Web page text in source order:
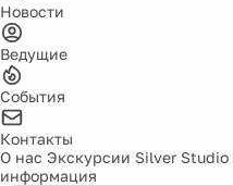
Новости
Ведущие
События
Контакты
О нас Экскурсии Silver Studio
информация